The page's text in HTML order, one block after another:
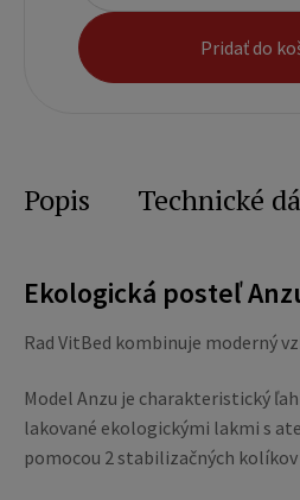
Pridať do
Popis Technické
Ekologická posteľ
Rad VitBed kombinuje moderný
Model Anzu je charakteristický
lakované ekologickými lakmi s
pomocou 2 stabilizačných